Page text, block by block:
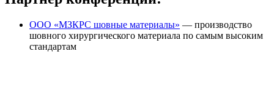
ООО «МЗКРС шовные материалы» — производство
шовного хирургического материала по самым высоким
стандартам